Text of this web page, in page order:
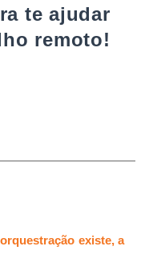
te ajudar
remoto!
existe, a